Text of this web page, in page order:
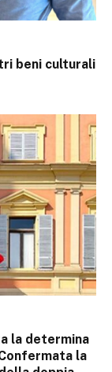
beni culturali
la determina
la